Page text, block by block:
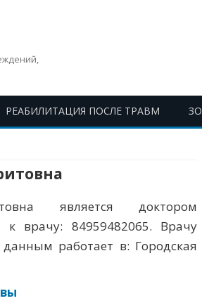
РЕАБИЛИТАЦИЯ ПОСЛЕ ТРАВМ
Перейти
является доктором
врачу: 84959482065. Врачу
работает в: Городская